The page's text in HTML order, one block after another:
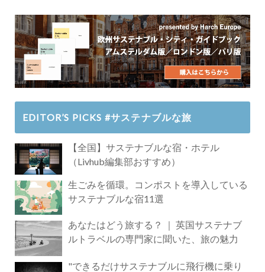
EDITOR’S PICKS #サステナブルな旅
【全国】サステナブルな宿・ホテル
（Livhub編集部おすすめ）
生ごみを循環。コンポストを導入している
サステナブルな宿11選
あなたはどう旅する？ ｜ 英国サステナブ
ルトラベルの専門家に聞いた、旅の魅力
"できるだけサステナブルに飛行機に乗り